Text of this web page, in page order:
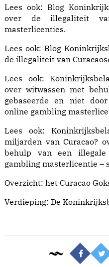
Lees ook: Blog
over de illegaliteit
masterlicenties.
Lees ook: Blog
de illegaliteit van
Lees ook:
over witwassen met
gebaseerde en niet
online gambling
Lees ook:
miljarden van Curacao?
behulp van een illegale
gambling masterlicentie –
Overzicht: het Curacao
Verdieping: De